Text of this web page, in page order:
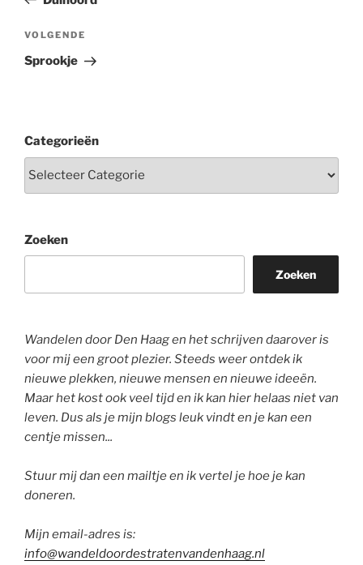
Volgend
bericht
VOLGENDE
Sprookje
Categorieën
Zoeken
Zoeken
Wandelen door Den Haag en het schrijven daarover is
voor mij een groot plezier. Steeds weer ontdek ik
nieuwe plekken, nieuwe mensen en nieuwe ideeën.
Maar het kost ook veel tijd en ik kan hier helaas niet van
leven. Dus als je mijn blogs leuk vindt en je kan een
centje missen...
Stuur mij dan een mailtje en ik vertel je hoe je kan
doneren.
Mijn email-adres is:
info@wandeldoordestratenvandenhaag.nl